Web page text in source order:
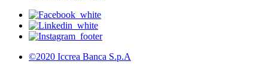
©2020 Iccrea Banca S.p.A